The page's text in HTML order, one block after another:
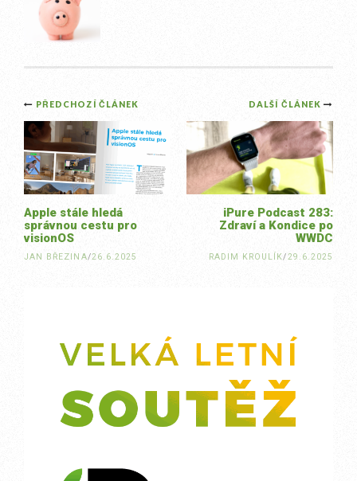
Post
navigation
DALŠÍ ČLÁNEK
iPure Podcast 283:
Zdraví a Kondice po
WWDC
RADIM KROULÍK/29.6.2025
PŘEDCHOZÍ ČLÁNEK
Apple stále hledá
správnou cestu pro
visionOS
JAN BŘEZINA/26.6.2025